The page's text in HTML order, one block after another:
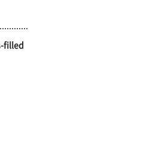
filled